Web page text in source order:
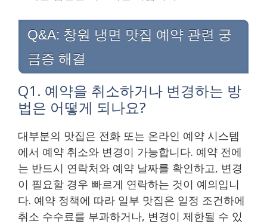
Q&A: 창원 냉면 맛집 예약 관련 궁
금증 해결
Q1. 예약을 취소하거나 변경하는 방
법은 어떻게 되나요?
대부분의 맛집은 전화 또는 온라인 예약 시스템
에서 예약 취소와 변경이 가능합니다. 예약 전에
는 반드시 연락처와 예약 날짜를 확인하고, 변경
이 필요할 경우 빠르게 연락하는 것이 예의입니
다. 예약 정책에 따라 일부 맛집은 일정 조건하에
취소 수수료를 부과하거나, 변경이 제한될 수 있